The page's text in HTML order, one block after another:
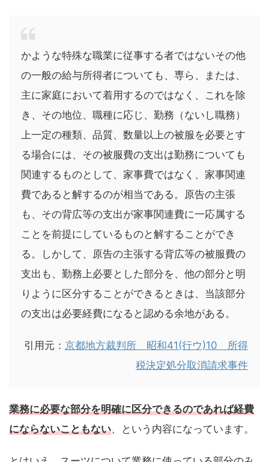
かような特殊な職業に従事する者ではないその他
の一般の給与所得者についても、専ら、または、
主に家庭において着用するのではなく、これを除
き、その地位、職種に応じ、勤務（ないし職務）
上一定の種類、品質、数量以上の被服を必要とす
る場合には、その被服費の支出は勤務についても
関連するものとして、家事費ではなく、家事関連
費であると解するのが相当である。原告の主張
も、その背広等の支出が家事関連費に一応属する
ことを前提にしているものと解することができ
る。しかして、原告の主張する背広等の被服費の
支出も、勤務上必要とした部分を、他の部分と明
りように区分することができるときは、当該部分
の支出は必要経費になると認める余地がある。
引用元： 京都地方裁判所 昭和41(行ウ)10 所得
税決定処分取消請求事件
業務に必要な部分を明確に区分できるのであれば経費
にならないこともない、という内容になっています。